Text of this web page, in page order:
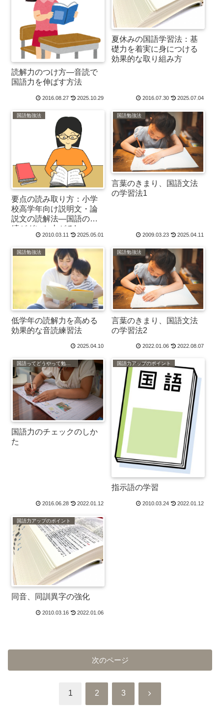
読解力のつけ方―音読で
国語力を伸ばす方法
2016.08.27 2025.10.29
夏休みの国語学習法：基
礎力を着実に身につける
効果的な取り組み方
2016.07.30 2025.07.04
国語勉強法
要点の読み取り方：小学
校高学年向け説明文・論
説文の読解法―国語の成
績がグンと上がる!
2010.03.11 2025.05.01
国語勉強法
言葉のきまり、国語文法
の学習法1
2009.03.23 2025.04.11
国語勉強法
低学年の読解力を高める
効果的な音読練習法
2025.04.10
国語勉強法
言葉のきまり、国語文法
の学習法2
2022.01.06 2022.08.07
国語ってどうやって勉強するの？
国語力のチェックのしか
た
2016.06.28 2022.01.12
国語力アップのポイント
指示語の学習
2010.03.24 2022.01.12
国語力アップのポイント
同音、同訓異字の強化
2010.03.16 2022.01.06
次のページ
1 2 3 次